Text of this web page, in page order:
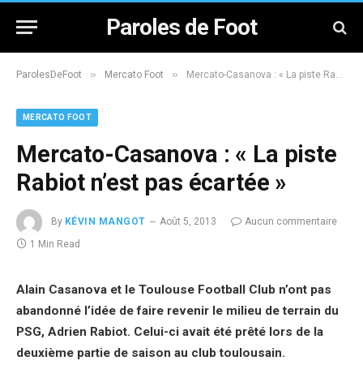
Paroles de Foot
ParolesDeFoot » Mercato Foot » Mercato-Casanova : « La piste Rabiot n’est pas écartée »
MERCATO FOOT
Mercato-Casanova : « La piste
Rabiot n’est pas écartée »
By KÉVIN MANGOT Août 5, 2013
Aucun commentaire
1 Min Read
Alain Casanova et le Toulouse Football Club n’ont pas
abandonné l’idée de faire revenir le milieu de terrain du
PSG, Adrien Rabiot. Celui-ci avait été prêté lors de la
deuxième partie de saison au club toulousain.